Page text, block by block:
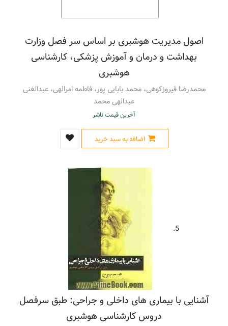
اصول مدیریت هوشبری بر اساس سر فصل وزارت
بهداشت و درمان و آموزش پزشکی، کارشناسی
هوشبری
محمدرضا فیروزکوهی، محمد بابایی پور، فاطمه امرالهی، عبدالغنی
عبدالهی محمد
آخرین قیمت ناشر
اضافه به سبد خرید
5.
آشنایی با بیماری های داخلی و جراحی: طبق سرفصل
دروس کارشناسی هوشبری